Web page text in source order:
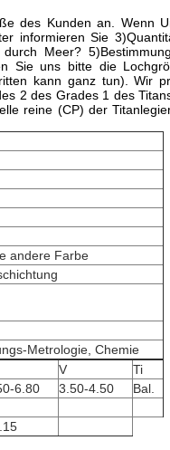
des Kunden an. Wenn
informieren Sie
Meer?
Sie uns bitte die
kann ganz tun). Wir
2 des Grades 1 des
reine (CP) der
andere Farbe
Metrologie, Chemie
V
Ti
6.80 3.50-4.50
Bal.